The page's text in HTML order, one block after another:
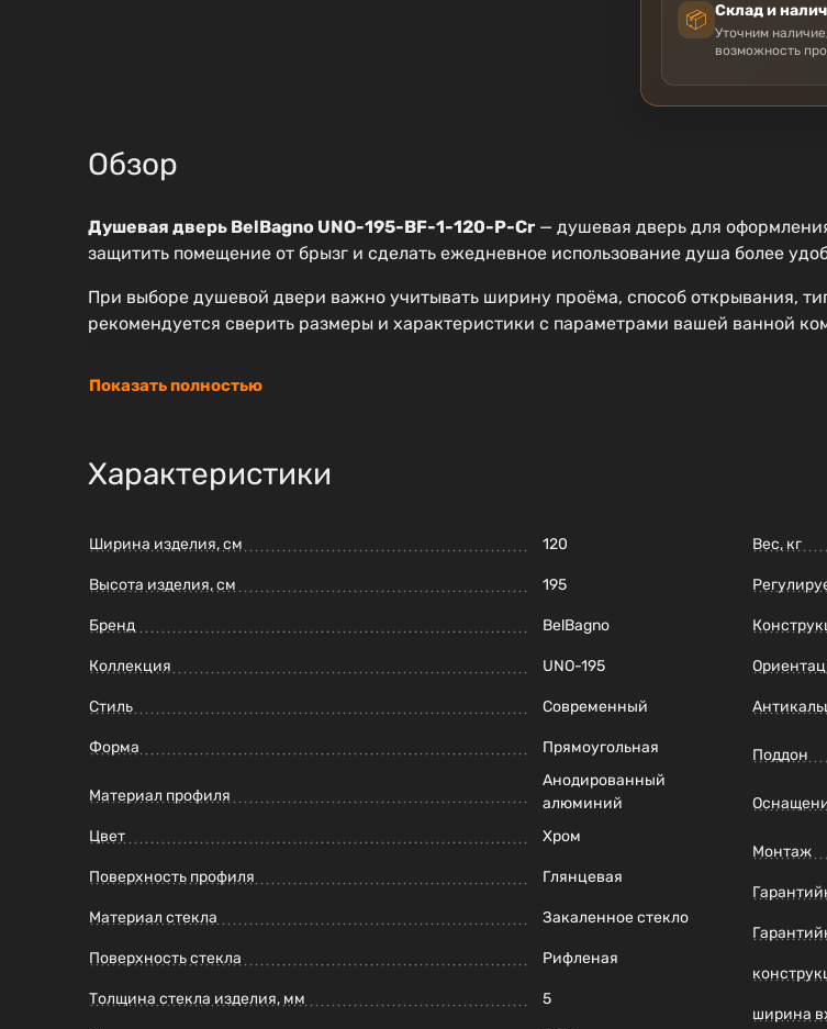
📦 Склад и
Уточним
возможность
Обзор
Душевая дверь BelBagno UNO-195-BF-1-120-P-Cr — душевая дверь для
защитить помещение от брызг и сделать ежедневное использование душа более
При выборе душевой двери важно учитывать ширину проёма, способ открывания,
рекомендуется сверить размеры и характеристики с параметрами вашей ванной
Показать полностью
Характеристики
Ширина изделия, см 120
Высота изделия, см 195
Бренд BelBagno
Коллекция UNO-195
Стиль Современный
Форма Прямоугольная
Материал профиля
Анодированный
алюминий
Цвет
Хром
Поверхность профиля Глянцевая
Материал стекла Закаленное стекло
Поверхность стекла Рифленая
Толщина стекла изделия, мм 5
Вес, кг
Поддон
Монтаж
ширина